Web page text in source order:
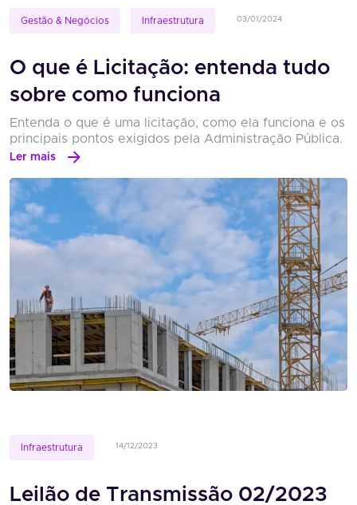
Gestão & Negócios Infraestrutura 03/01/2024
O que é Licitação: entenda tudo
sobre como funciona
Entenda o que é uma licitação, como ela funciona e os
principais pontos exigidos pela Administração Pública.
Ler mais
Infraestrutura 14/12/2023
Leilão de Transmissão 02/2023